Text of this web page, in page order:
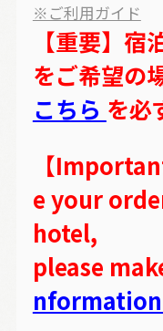
※ご利用ガイド
【重要】
をご希望の
こちら を必
【
e your
hotel,
please
nformation